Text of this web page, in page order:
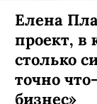
Елена
проект,
столько
точно